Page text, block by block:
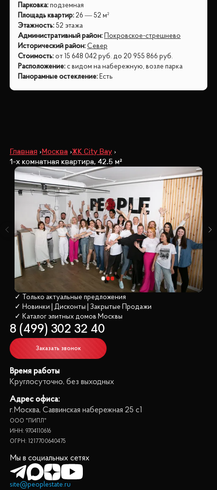
Парковка: подземная
Площадь квартир: 26 — 52 м²
Этажность: 52 этажа
Административный район: Покровское-стрешнево
Исторический район: Север
Стоимость: от 15 648 042 руб. до 20 955 866 руб.
Расположение: с видом на набережную, возле парка
Панорамные остекление: Есть
Главная Москва ЖК City Bay
1-х комнатная квартира, 42.5 м²
✓ Только актуальные предложения
✓ Новинки | Дисконты | Закрытые Продажи
✓ Каталог элитных домов Москвы
8 (499) 302 32 40
Заказать звонок
Время работы
Круглосуточно, без выходных
Адрес офиса:
г.Москва, Саввинская набережная 25 с1
ООО "ПИПЛ"
ИНН: 9704110616
ОГРН: 1217700640475
Мы в социальных сетях
site@peoplestate.ru